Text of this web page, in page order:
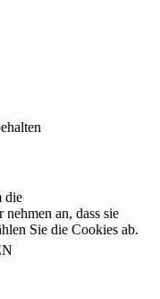
die
an, dass sie
Sie die Cookies ab.